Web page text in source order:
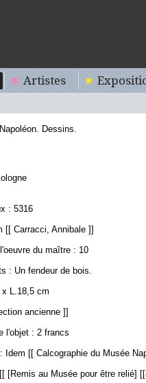
Artistes
Dessins.
: 5316
[[ Carracci, Annibale ]]
du maître : 10
: Un fendeur de bois.
L.18,5 cm
ancienne ]]
l'objet : 2 francs
Idem [[ Calcographie du Musée
[Remis au Musée pour être relié]